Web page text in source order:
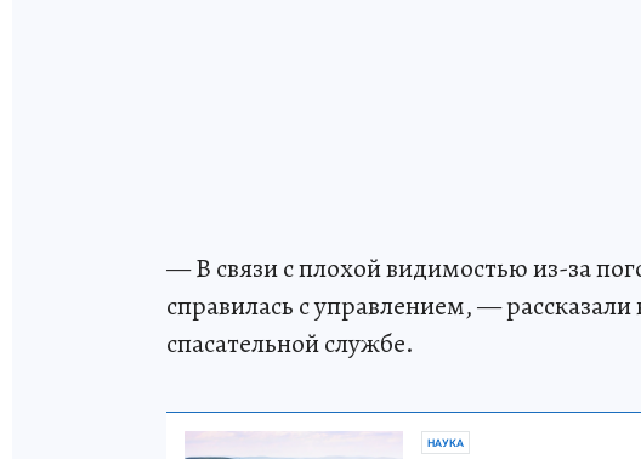
— В связи с плохой видимостью из-за
справилась с управлением, —
спасательной службе.
НАУКА